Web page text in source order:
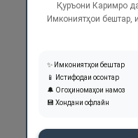
Қуръони Каримро
Имкониятҳои бештар,
✨ Имкониятҳои бештар
📱 Истифодаи осонтар
🔔 Огоҳиномаҳои намоз
💾 Хондани офлайн